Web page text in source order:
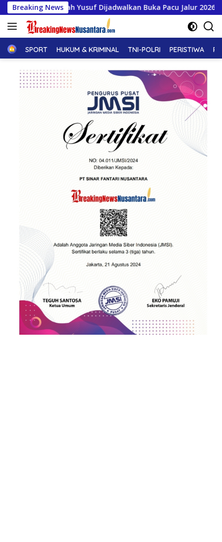
Langsung
ke
konten
Breaking News
Dijadwalkan Buka Pacu Jalur 2026 dan Resmikan
HomeSPORT HUKUM & KRIMINAL TNI-POLRI PERISTIWA